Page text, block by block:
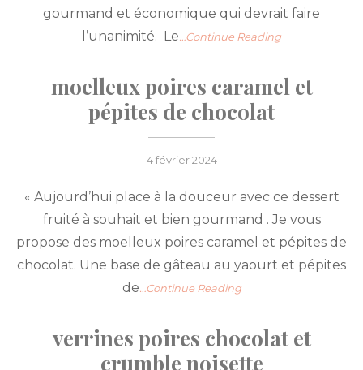
gourmand et économique qui devrait faire
l’unanimité. Le…Continue Reading
moelleux poires caramel et
pépites de chocolat
Posted
4 février 2024
« Aujourd’hui place à la douceur avec ce dessert
fruité à souhait et bien gourmand . Je vous
propose des moelleux poires caramel et pépites de
chocolat. Une base de gâteau au yaourt et pépites
de…Continue Reading
verrines poires chocolat et
crumble noisette